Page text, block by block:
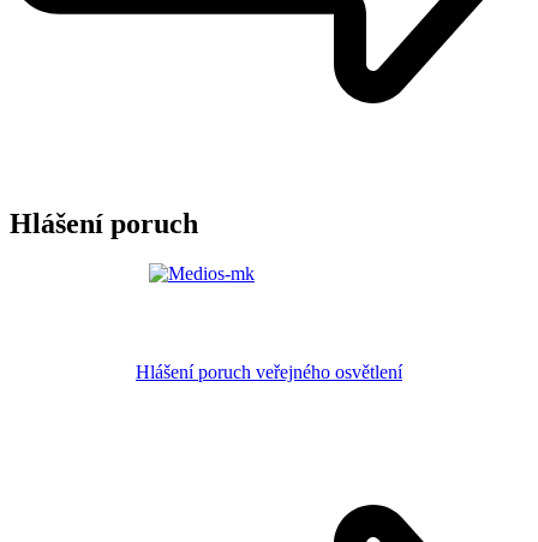
Hlášení poruch
Hlášení poruch veřejného osvětlení